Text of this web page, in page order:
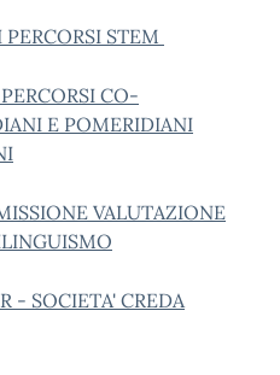
STEM
CO-
E POMERIDIANI
VALUTAZIONE
- SOCIETA' CREDA